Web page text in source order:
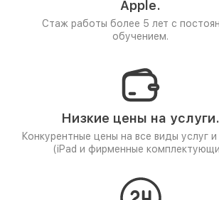
Apple.
Стаж работы более 5 лет с
обучением.
Низкие цены на услуги.
Конкурентные цены на все виды услуг и
(iPad и фирменные